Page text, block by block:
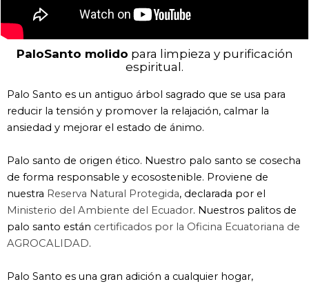
PaloSanto molido para limpieza y purificación
espiritual.
Palo Santo es un antiguo árbol sagrado que se usa para
reducir la tensión y promover la relajación, calmar la
ansiedad y mejorar el estado de ánimo.
Palo santo de origen ético. Nuestro palo santo se cosecha
de forma responsable y ecosostenible. Proviene de
nuestra Reserva Natural Protegida, declarada por el
Ministerio del Ambiente del Ecuador. Nuestros palitos de
palo santo están certificados por la Oficina Ecuatoriana de
AGROCALIDAD.
Palo Santo es una gran adición a cualquier hogar,